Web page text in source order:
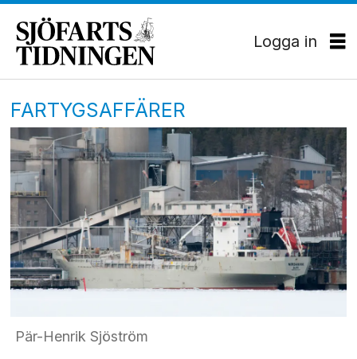
Logga in
FARTYGSAFFÄRER
Pär-Henrik Sjöström